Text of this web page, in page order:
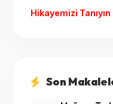
Hikayemizi
Son